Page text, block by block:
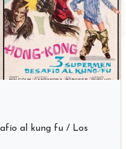
al kung fu / Los